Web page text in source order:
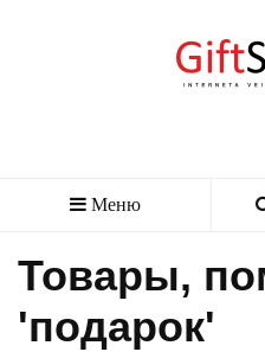
Меню
Товары,
'подарок'